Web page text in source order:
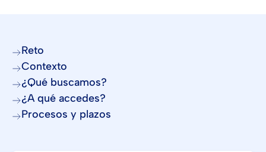
Reto
Contexto
¿Qué buscamos?
¿A qué accedes?
Procesos y plazos